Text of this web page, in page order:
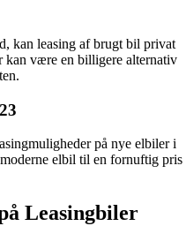
kan leasing af brugt bil privat
kan være en billigere alternativ
på nye elbiler i
elbil til en fornuftig pris
Leasingbiler